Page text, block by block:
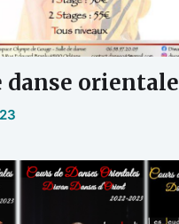
danse orientale